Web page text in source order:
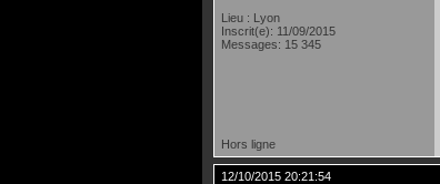
Lieu : Lyon
Inscrit(e): 11/09/2015
Messages: 15 345
Hors ligne
12/10/2015 20:21:54